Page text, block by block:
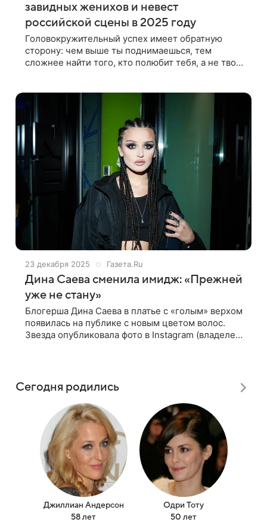
завидных женихов и невест
российской сцены в 2025 году
Головокружительный успех имеет обратную
сторону: чем выше ты поднимаешься, тем
сложнее найти того, кто полюбит тебя, а не твой
23 декабря 2025 Газета.Ru
Дина Саева сменила имидж: «Прежней
уже не стану»
Блогерша Дина Саева в платье с «голым» верхом
появилась на публике с новым цветом волос.
Звезда опубликовала фото в Instagram (владелец
Сегодня родились
Джиллиан Андерсон
58 лет
Одри Тоту
50 лет